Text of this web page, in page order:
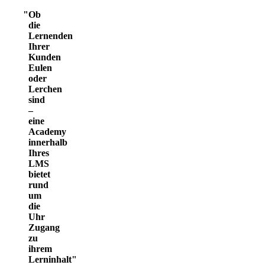
Ob
die
Lernenden
Ihrer
Kunden
Eulen
oder
Lerchen
sind
–
eine
Academy
innerhalb
Ihres
LMS
bietet
rund
um
die
Uhr
Zugang
zu
ihrem
Lerninhalt